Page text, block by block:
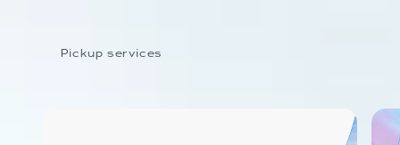
Pickup services